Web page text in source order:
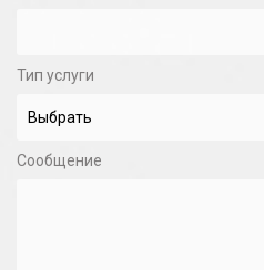
Тип услуги
Сообщение